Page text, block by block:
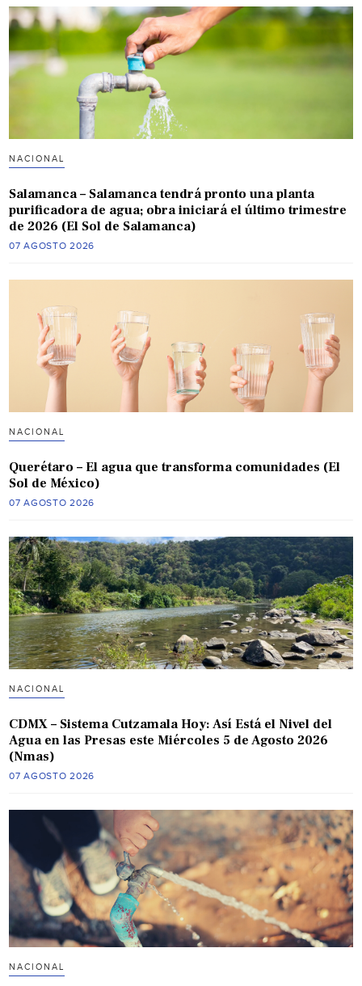
NACIONAL
Salamanca – Salamanca tendrá pronto una planta
purificadora de agua; obra iniciará el último trimestre
de 2026 (El Sol de Salamanca)
07 AGOSTO 2026
NACIONAL
Querétaro – El agua que transforma comunidades (El
Sol de México)
07 AGOSTO 2026
NACIONAL
CDMX – Sistema Cutzamala Hoy: Así Está el Nivel del
Agua en las Presas este Miércoles 5 de Agosto 2026
(Nmas)
07 AGOSTO 2026
NACIONAL